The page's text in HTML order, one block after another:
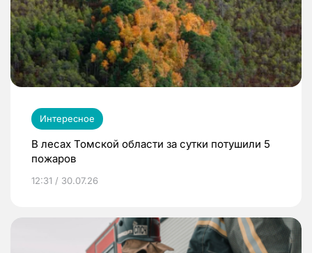
Интересное
В лесах Томской области за сутки потушили 5
пожаров
12:31 / 30.07.26